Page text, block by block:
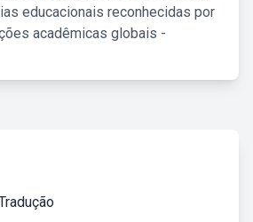
educacionais reconhecidas por
acadêmicas globais -